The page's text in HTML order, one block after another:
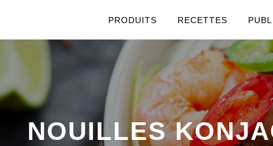
PRODUITS RECETTES
NOUILLES